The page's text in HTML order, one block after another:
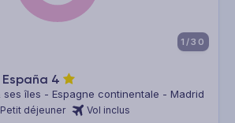
1/30
4
ses îles - Espagne continentale - Madrid
Petit déjeuner Vol inclus